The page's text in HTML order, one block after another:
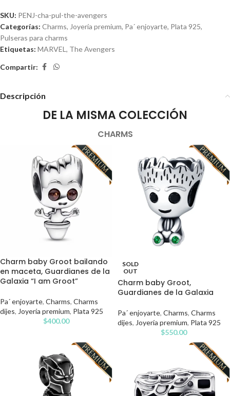
SKU: PENJ-cha-pul-the-avengers
Categorías: Charms, Joyería premium, Pa´ enjoyarte, Plata 925,
Pulseras para charms
Etiquetas: MARVEL , The Avengers
Compartir:
Descripción
DE LA MISMA COLECCIÓN
CHARMS
Charm baby Groot bailando
en maceta, Guardianes de la
Galaxia “I am Groot”
Pa´ enjoyarte, Charms, Charms
dijes, Joyería premium, Plata 925
$400.00
SOLD
OUT
Charm baby Groot,
Guardianes de la Galaxia
Pa´ enjoyarte, Charms, Charms
dijes, Joyería premium, Plata 925
$550.00